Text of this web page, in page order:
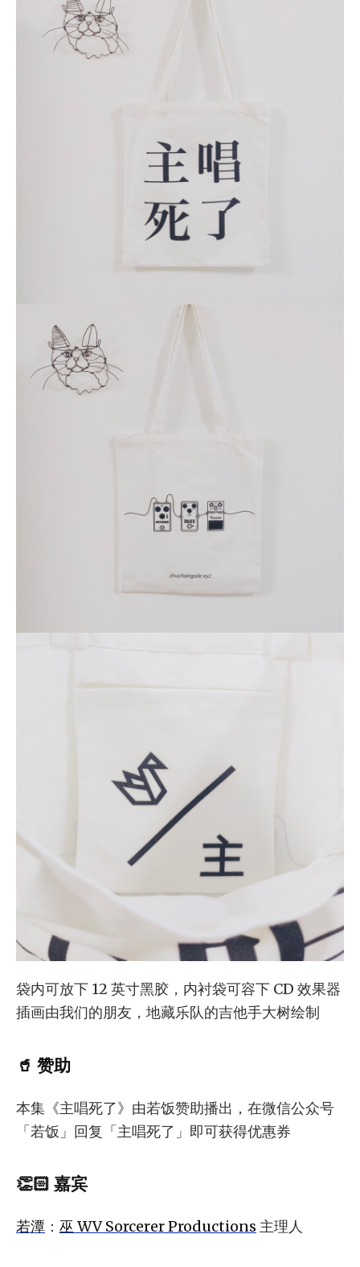
袋内可放下 12 英寸黑胶，内衬袋可容下 CD 效果器
插画由我们的朋友，地藏乐队的吉他手大树绘制
🥤 赞助
本集《主唱死了》由若饭赞助播出，在微信公众号
「若饭」回复「主唱死了」即可获得优惠券
👏🏻 嘉宾
若潭 ： 巫 WV Sorcerer Productions 主理人